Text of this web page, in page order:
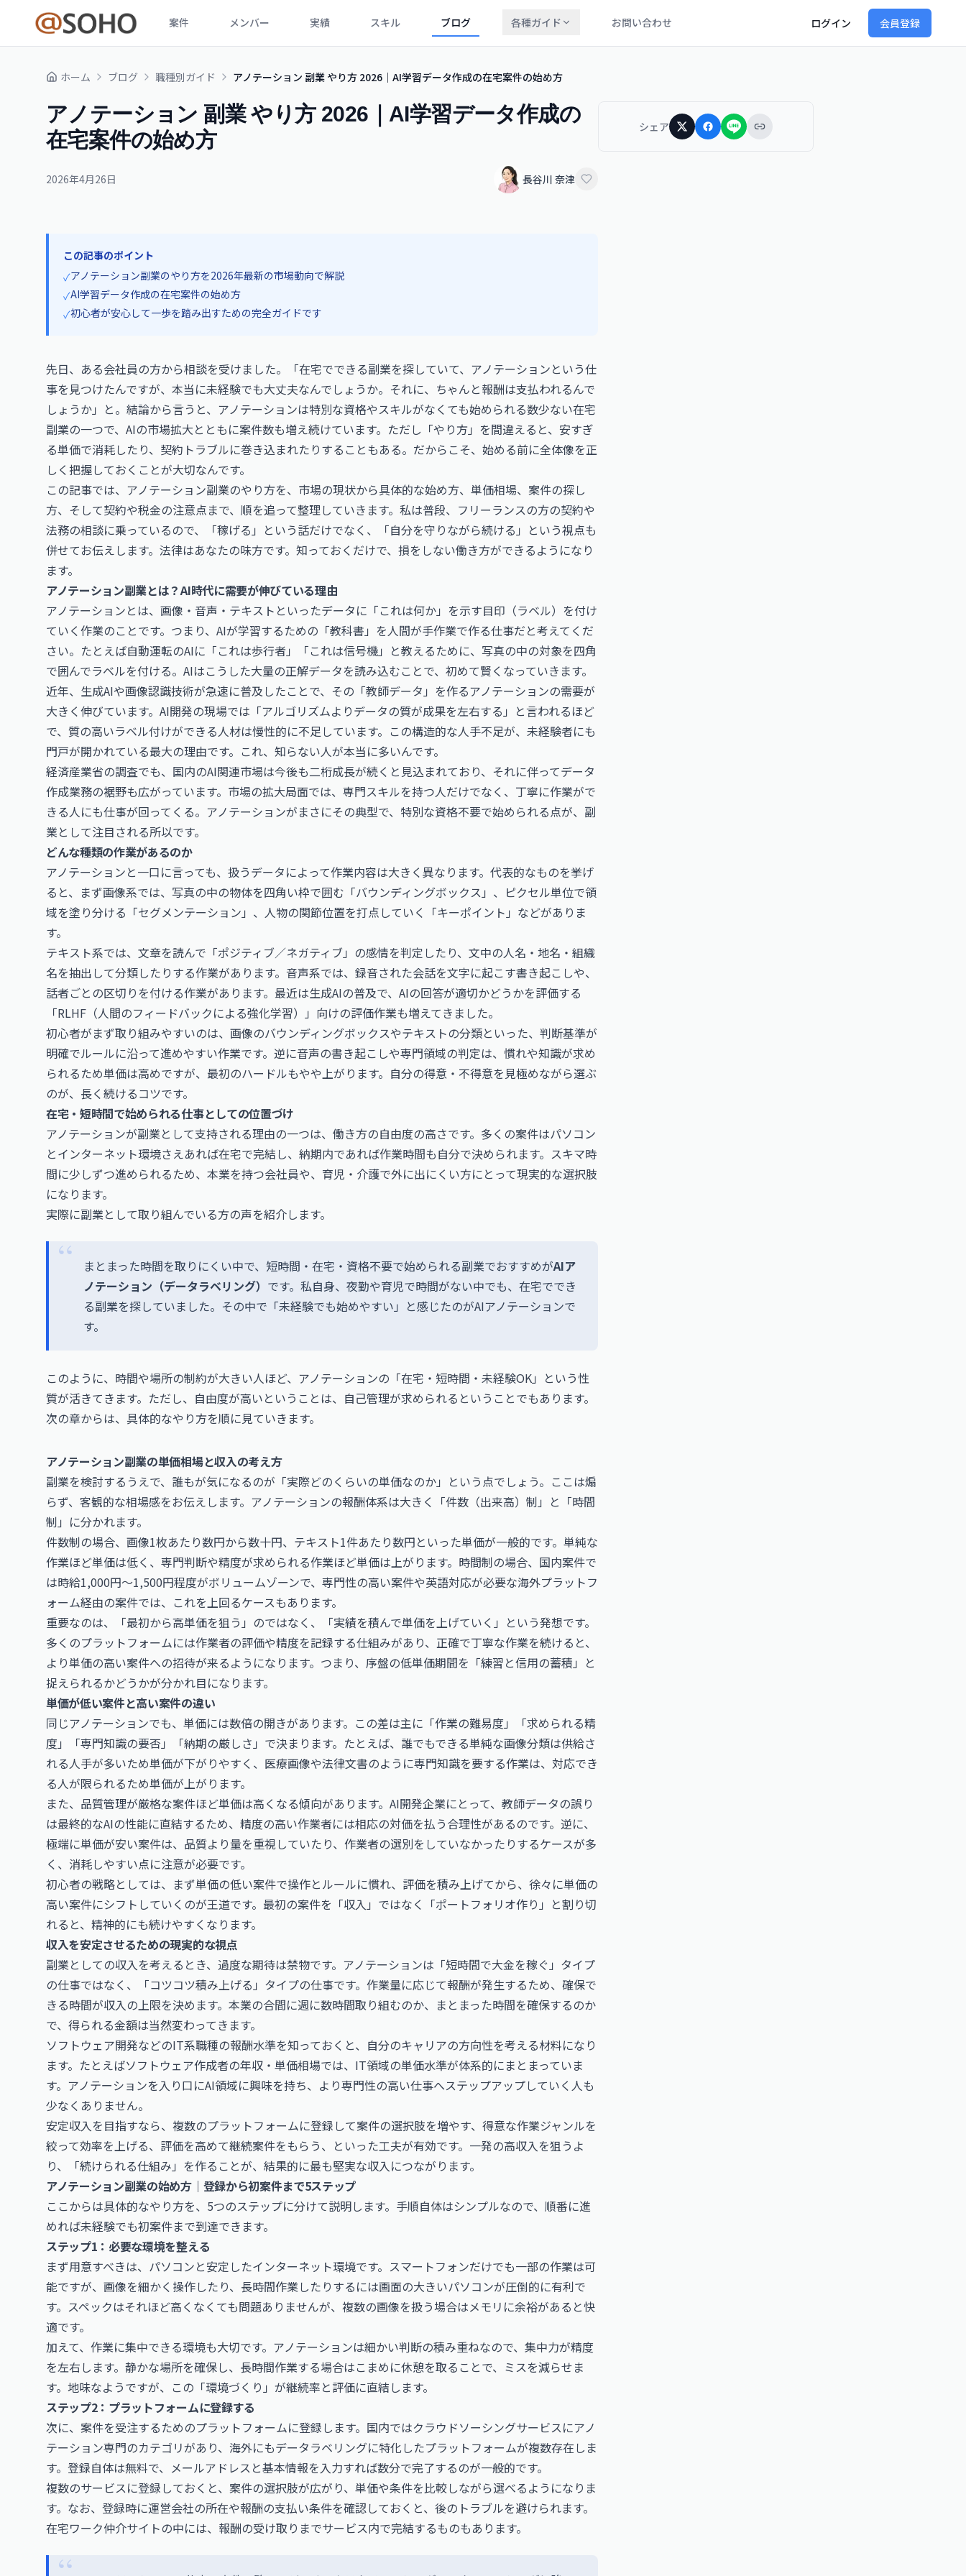
案件 メンバー 実績 スキル ブログ 各種ガイド お問い合わせ ログイン 会員登録
ホーム ブログ 職種別ガイド アノテーション 副業 やり方 2026｜AI学習データ作成の在宅案件の始め方
アノテーション 副業 やり方 2026｜AI学習データ作成の
在宅案件の始め方
2026年4月26日 長谷川 奈津
この記事のポイント
✓アノテーション副業のやり方を2026年最新の市場動向で解説
✓AI学習データ作成の在宅案件の始め方
✓初心者が安心して一歩を踏み出すための完全ガイドです
先日、ある会社員の方から相談を受けました。「在宅でできる副業を探していて、アノテーションという仕
事を見つけたんですが、本当に未経験でも大丈夫なんでしょうか。それに、ちゃんと報酬は支払われるんで
しょうか」と。結論から言うと、アノテーションは特別な資格やスキルがなくても始められる数少ない在宅
副業の一つで、AIの市場拡大とともに案件数も増え続けています。ただし「やり方」を間違えると、安すぎ
る単価で消耗したり、契約トラブルに巻き込まれたりすることもある。だからこそ、始める前に全体像を正
しく把握しておくことが大切なんです。
この記事では、アノテーション副業のやり方を、市場の現状から具体的な始め方、単価相場、案件の探し
方、そして契約や税金の注意点まで、順を追って整理していきます。私は普段、フリーランスの方の契約や
法務の相談に乗っているので、「稼げる」という話だけでなく、「自分を守りながら続ける」という視点も
併せてお伝えします。法律はあなたの味方です。知っておくだけで、損をしない働き方ができるようになり
ます。
アノテーション副業とは？AI時代に需要が伸びている理由
アノテーションとは、画像・音声・テキストといったデータに「これは何か」を示す目印（ラベル）を付け
ていく作業のことです。つまり、AIが学習するための「教科書」を人間が手作業で作る仕事だと考えてくだ
さい。たとえば自動運転のAIに「これは歩行者」「これは信号機」と教えるために、写真の中の対象を四角
で囲んでラベルを付ける。AIはこうした大量の正解データを読み込むことで、初めて賢くなっていきます。
近年、生成AIや画像認識技術が急速に普及したことで、その「教師データ」を作るアノテーションの需要が
大きく伸びています。AI開発の現場では「アルゴリズムよりデータの質が成果を左右する」と言われるほど
で、質の高いラベル付けができる人材は慢性的に不足しています。この構造的な人手不足が、未経験者にも
門戸が開かれている最大の理由です。これ、知らない人が本当に多いんです。
経済産業省の調査でも、国内のAI関連市場は今後も二桁成長が続くと見込まれており、それに伴ってデータ
作成業務の裾野も広がっています。市場の拡大局面では、専門スキルを持つ人だけでなく、丁寧に作業がで
きる人にも仕事が回ってくる。アノテーションがまさにその典型で、特別な資格不要で始められる点が、副
業として注目される所以です。
どんな種類の作業があるのか
アノテーションと一口に言っても、扱うデータによって作業内容は大きく異なります。代表的なものを挙げ
ると、まず画像系では、写真の中の物体を四角い枠で囲む「バウンディングボックス」、ピクセル単位で領
域を塗り分ける「セグメンテーション」、人物の関節位置を打点していく「キーポイント」などがありま
す。
テキスト系では、文章を読んで「ポジティブ／ネガティブ」の感情を判定したり、文中の人名・地名・組織
名を抽出して分類したりする作業があります。音声系では、録音された会話を文字に起こす書き起こしや、
話者ごとの区切りを付ける作業があります。最近は生成AIの普及で、AIの回答が適切かどうかを評価する
「RLHF（人間のフィードバックによる強化学習）」向けの評価作業も増えてきました。
初心者がまず取り組みやすいのは、画像のバウンディングボックスやテキストの分類といった、判断基準が
明確でルールに沿って進めやすい作業です。逆に音声の書き起こしや専門領域の判定は、慣れや知識が求め
られるため単価は高めですが、最初のハードルもやや上がります。自分の得意・不得意を見極めながら選ぶ
のが、長く続けるコツです。
在宅・短時間で始められる仕事としての位置づけ
アノテーションが副業として支持される理由の一つは、働き方の自由度の高さです。多くの案件はパソコン
とインターネット環境さえあれば在宅で完結し、納期内であれば作業時間も自分で決められます。スキマ時
間に少しずつ進められるため、本業を持つ会社員や、育児・介護で外に出にくい方にとって現実的な選択肢
になります。
実際に副業として取り組んでいる方の声を紹介します。
まとまった時間を取りにくい中で、短時間・在宅・資格不要で始められる副業でおすすめがAIア
ノテーション（データラベリング） です。私自身、夜勤や育児で時間がない中でも、在宅ででき
る副業を探していました。その中で「未経験でも始めやすい」と感じたのがAIアノテーションで
す。
このように、時間や場所の制約が大きい人ほど、アノテーションの「在宅・短時間・未経験OK」という性
質が活きてきます。ただし、自由度が高いということは、自己管理が求められるということでもあります。
次の章からは、具体的なやり方を順に見ていきます。
アノテーション副業の単価相場と収入の考え方
副業を検討するうえで、誰もが気になるのが「実際どのくらいの単価なのか」という点でしょう。ここは煽
らず、客観的な相場感をお伝えします。アノテーションの報酬体系は大きく「件数（出来高）制」と「時間
制」に分かれます。
件数制の場合、画像1枚あたり数円から数十円、テキスト1件あたり数円といった単価が一般的です。単純な
作業ほど単価は低く、専門判断や精度が求められる作業ほど単価は上がります。時間制の場合、国内案件で
は時給1,000円〜1,500円程度がボリュームゾーンで、専門性の高い案件や英語対応が必要な海外プラットフ
ォーム経由の案件では、これを上回るケースもあります。
重要なのは、「最初から高単価を狙う」のではなく、「実績を積んで単価を上げていく」という発想です。
多くのプラットフォームには作業者の評価や精度を記録する仕組みがあり、正確で丁寧な作業を続けると、
より単価の高い案件への招待が来るようになります。つまり、序盤の低単価期間を「練習と信用の蓄積」と
捉えられるかどうかが分かれ目になります。
単価が低い案件と高い案件の違い
同じアノテーションでも、単価には数倍の開きがあります。この差は主に「作業の難易度」「求められる精
度」「専門知識の要否」「納期の厳しさ」で決まります。たとえば、誰でもできる単純な画像分類は供給さ
れる人手が多いため単価が下がりやすく、医療画像や法律文書のように専門知識を要する作業は、対応でき
る人が限られるため単価が上がります。
また、品質管理が厳格な案件ほど単価は高くなる傾向があります。AI開発企業にとって、教師データの誤り
は最終的なAIの性能に直結するため、精度の高い作業者には相応の対価を払う合理性があるのです。逆に、
極端に単価が安い案件は、品質より量を重視していたり、作業者の選別をしていなかったりするケースが多
く、消耗しやすい点に注意が必要です。
初心者の戦略としては、まず単価の低い案件で操作とルールに慣れ、評価を積み上げてから、徐々に単価の
高い案件にシフトしていくのが王道です。最初の案件を「収入」ではなく「ポートフォリオ作り」と割り切
れると、精神的にも続けやすくなります。
収入を安定させるための現実的な視点
副業としての収入を考えるとき、過度な期待は禁物です。アノテーションは「短時間で大金を稼ぐ」タイプ
の仕事ではなく、「コツコツ積み上げる」タイプの仕事です。作業量に応じて報酬が発生するため、確保で
きる時間が収入の上限を決めます。本業の合間に週に数時間取り組むのか、まとまった時間を確保するのか
で、得られる金額は当然変わってきます。
ソフトウェア開発などのIT系職種の報酬水準を知っておくと、自分のキャリアの方向性を考える材料になり
ます。たとえばソフトウェア作成者の年収・単価相場では、IT領域の単価水準が体系的にまとまっていま
す。アノテーションを入り口にAI領域に興味を持ち、より専門性の高い仕事へステップアップしていく人も
少なくありません。
安定収入を目指すなら、複数のプラットフォームに登録して案件の選択肢を増やす、得意な作業ジャンルを
絞って効率を上げる、評価を高めて継続案件をもらう、といった工夫が有効です。一発の高収入を狙うよ
り、「続けられる仕組み」を作ることが、結果的に最も堅実な収入につながります。
アノテーション副業の始め方｜登録から初案件まで5ステップ
ここからは具体的なやり方を、5つのステップに分けて説明します。手順自体はシンプルなので、順番に進
めれば未経験でも初案件まで到達できます。
ステップ1：必要な環境を整える
まず用意すべきは、パソコンと安定したインターネット環境です。スマートフォンだけでも一部の作業は可
能ですが、画像を細かく操作したり、長時間作業したりするには画面の大きいパソコンが圧倒的に有利で
す。スペックはそれほど高くなくても問題ありませんが、複数の画像を扱う場合はメモリに余裕があると快
適です。
加えて、作業に集中できる環境も大切です。アノテーションは細かい判断の積み重ねなので、集中力が精度
を左右します。静かな場所を確保し、長時間作業する場合はこまめに休憩を取ることで、ミスを減らせま
す。地味なようですが、この「環境づくり」が継続率と評価に直結します。
ステップ2：プラットフォームに登録する
次に、案件を受注するためのプラットフォームに登録します。国内ではクラウドソーシングサービスにアノ
テーション専門のカテゴリがあり、海外にもデータラベリングに特化したプラットフォームが複数存在しま
す。登録自体は無料で、メールアドレスと基本情報を入力すれば数分で完了するのが一般的です。
複数のサービスに登録しておくと、案件の選択肢が広がり、単価や条件を比較しながら選べるようになりま
す。なお、登録時に運営会社の所在や報酬の支払い条件を確認しておくと、後のトラブルを避けられます。
在宅ワーク仲介サイトの中には、報酬の受け取りまでサービス内で完結するものもあります。
シェア